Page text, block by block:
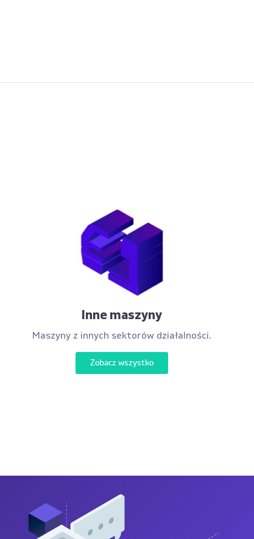
Inne maszyny
Maszyny z innych sektorów działalności.
Zobacz wszystko